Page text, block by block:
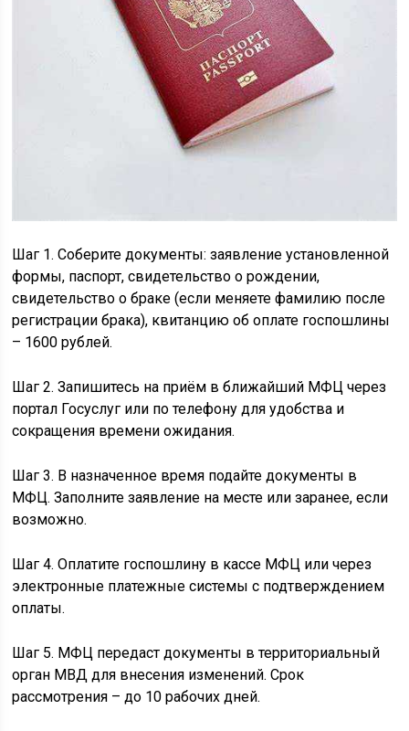
Шаг 1. Соберите документы: заявление установленной
формы, паспорт, свидетельство о рождении,
свидетельство о браке (если меняете фамилию после
регистрации брака), квитанцию об оплате госпошлины
– 1600 рублей.
Шаг 2. Запишитесь на приём в ближайший МФЦ через
портал Госуслуг или по телефону для удобства и
сокращения времени ожидания.
Шаг 3. В назначенное время подайте документы в
МФЦ. Заполните заявление на месте или заранее, если
возможно.
Шаг 4. Оплатите госпошлину в кассе МФЦ или через
электронные платежные системы с подтверждением
оплаты.
Шаг 5. МФЦ передаст документы в территориальный
орган МВД для внесения изменений. Срок
рассмотрения – до 10 рабочих дней.